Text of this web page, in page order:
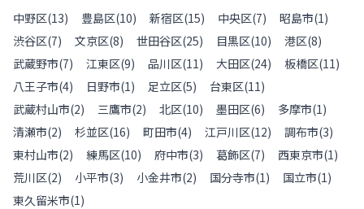
中野区(13) 豊島区(10) 新宿区(15) 中央区(7) 昭島市(1)
渋谷区(7) 文京区(8) 世田谷区(25) 目黒区(10) 港区(8)
武蔵野市(7) 江東区(9) 品川区(11) 大田区(24) 板橋区(11)
八王子市(4) 日野市(1) 足立区(5) 台東区(11)
武蔵村山市(2) 三鷹市(2) 北区(10) 墨田区(6) 多摩市(1)
清瀬市(2) 杉並区(16) 町田市(4) 江戸川区(12) 調布市(3)
東村山市(2) 練馬区(10) 府中市(3) 葛飾区(7) 西東京市(1)
荒川区(2) 小平市(3) 小金井市(2) 国分寺市(1) 国立市(1)
東久留米市(1)